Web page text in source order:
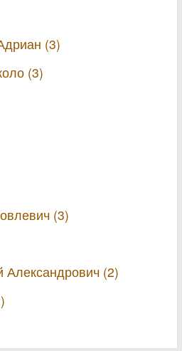
(3)
(3)
(3)
(2)